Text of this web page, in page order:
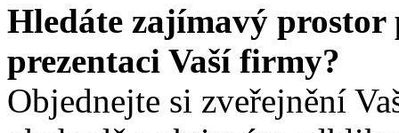
Hledáte zajímavý prostor
prezentaci Vaší firmy?
Objednejte si zveřejnění